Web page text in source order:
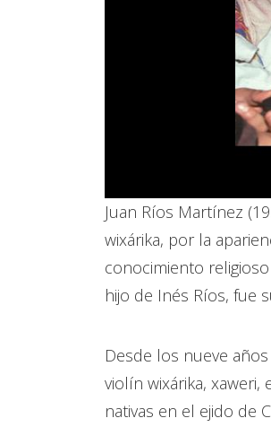
Juan Ríos Martínez
wixárika, por la
conocimiento
hijo de Inés Ríos, fue
Desde los nueve
violín wixárika,
nativas en el ejido de